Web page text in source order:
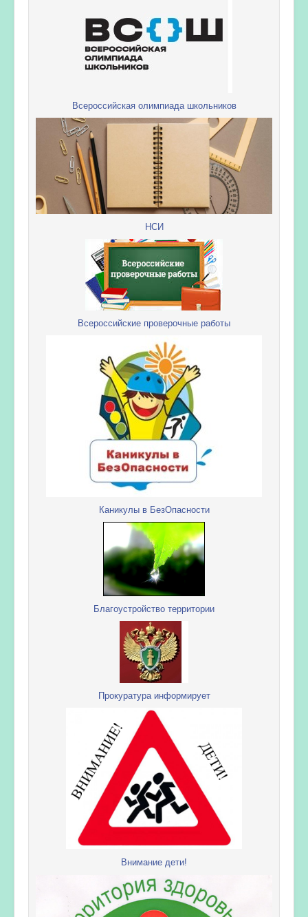
Всероссийская олимпиада школьников
НСИ
Всероссийские проверочные работы
Каникулы в БезОпасности
Благоустройство территории
Прокуратура информирует
Внимание дети!